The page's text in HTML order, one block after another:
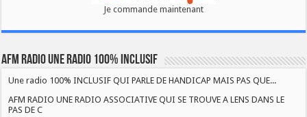
Je commande maintenant
AFM RADIO UNE RADIO 100% INCLUSIF
Une radio 100% INCLUSIF QUI PARLE DE HANDICAP MAIS PAS QUE...
AFM RADIO UNE RADIO ASSOCIATIVE QUI SE TROUVE A LENS DANS LE
PAS DE C